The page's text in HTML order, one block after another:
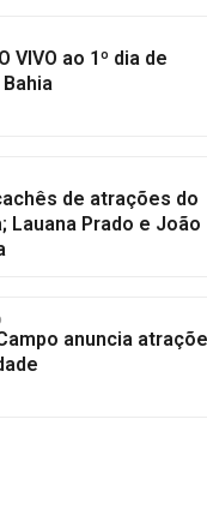
VIVO ao 1º dia de
de atrações do
Lauana Prado e João
anuncia